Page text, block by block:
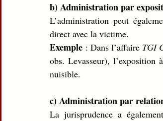
b) Administration par
L’administration peut
direct avec la victime.
Exemple : Dans l’affaire TGI
obs. Levasseur), l’exposition
nuisible.
c) Administration par
La jurisprudence a